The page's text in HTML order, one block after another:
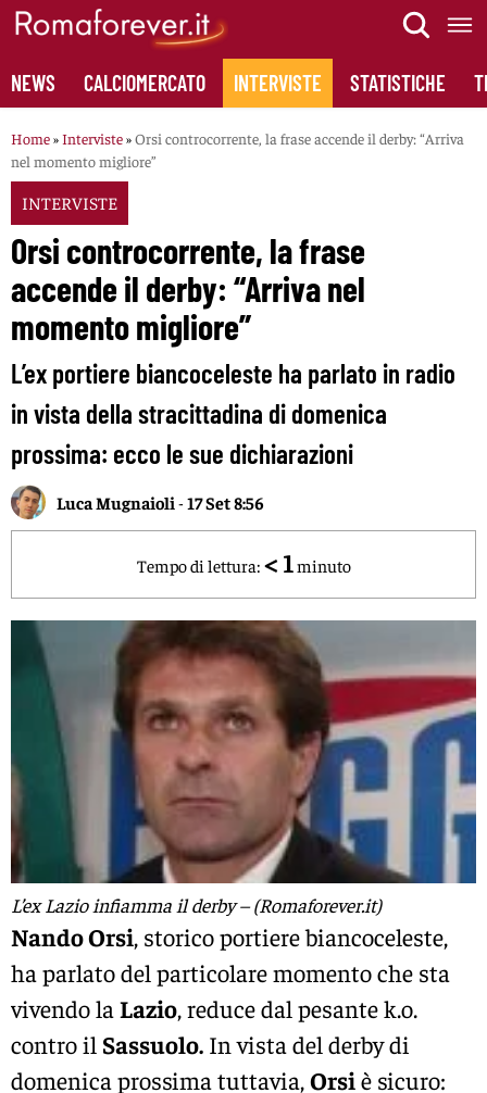
Skip
content
NEWS CALCIOMERCATO INTERVISTE STATISTICHE
Home»Interviste»Orsi controcorrente, la frase accende il derby: “Arriva
nel momento migliore”
INTERVISTE
Orsi controcorrente, la frase
accende il derby: “Arriva nel
momento migliore”
L’ex portiere biancoceleste ha parlato in radio
in vista della stracittadina di domenica
prossima: ecco le sue dichiarazioni
Luca Mugnaioli -17 Set 8:56
Tempo di lettura: < 1 minuto
L’ex Lazio infiamma il derby – (Romaforever.it)
Nando Orsi, storico portiere biancoceleste,
ha parlato del particolare momento che sta
vivendo la Lazio, reduce dal pesante k.o.
contro il Sassuolo. In vista del derby di
domenica prossima tuttavia,Orsiè sicuro: